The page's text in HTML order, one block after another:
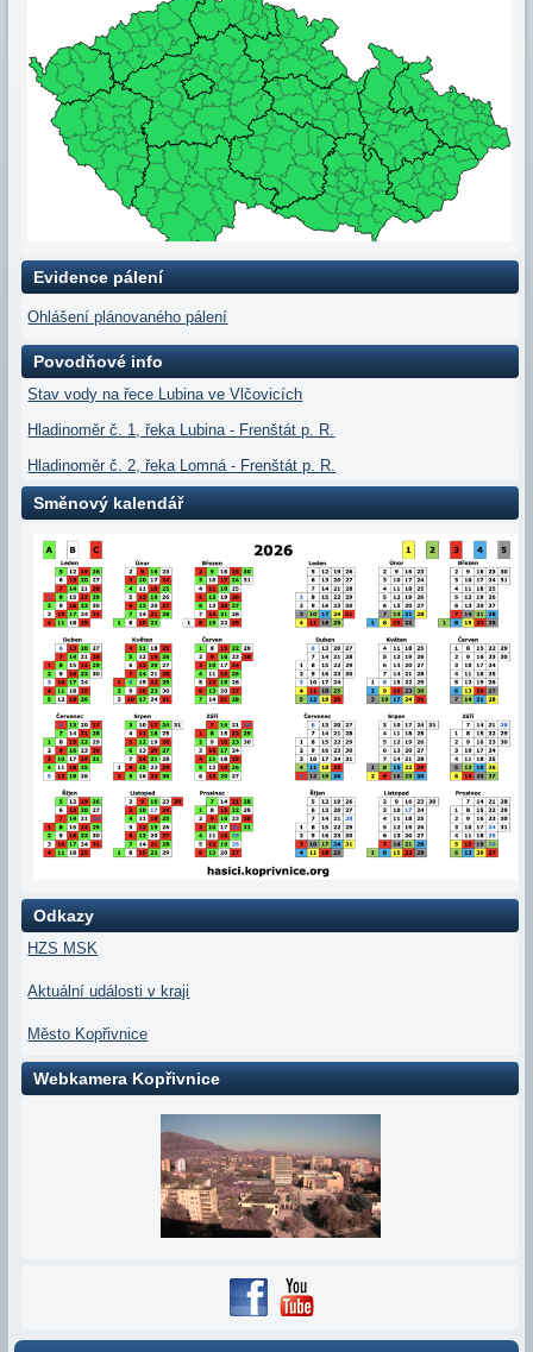
Evidence pálení
Ohlášení plánovaného pálení
Povodňové info
Stav vody na řece Lubina ve Vlčovicích
Hladinoměr č. 1, řeka Lubina - Frenštát p. R.
Hladinoměr č. 2, řeka Lomná - Frenštát p. R.
Směnový kalendář
Odkazy
HZS MSK
Aktuální události v kraji
Město Kopřivnice
Webkamera Kopřivnice